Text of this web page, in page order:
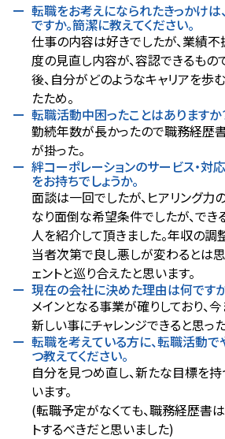
転職をお考えになられたきっかけは
ですか。簡潔に教えてください。
仕事の内容は好きでしたが、業績
度の見直し内容が、容認できるもの
後、自分がどのようなキャリアを歩
たため。
転職活動中困ったことはありますか
勤続年数が長かったので職務経歴
が掛った。
絆コーポレーションのサービス・対
をお持ちでしょうか。
面談は一回でしたが、ヒアリング力
なり面倒な希望条件でしたが、でき
人を紹介して頂きました。年収の調
当者次第で良し悪しが変わるとは
ェントと巡り合えたと思います。
現在の会社に決めた理由は何ですか
メインとなる事業が確りしており、
新しい事にチャレンジできると思っ
転職を考えている方に、転職活動で
つ教えてください。
自分を見つめ直し、新たな目標を
います。
(転職予定がなくても、職務経歴書
トするべきだと思いました)